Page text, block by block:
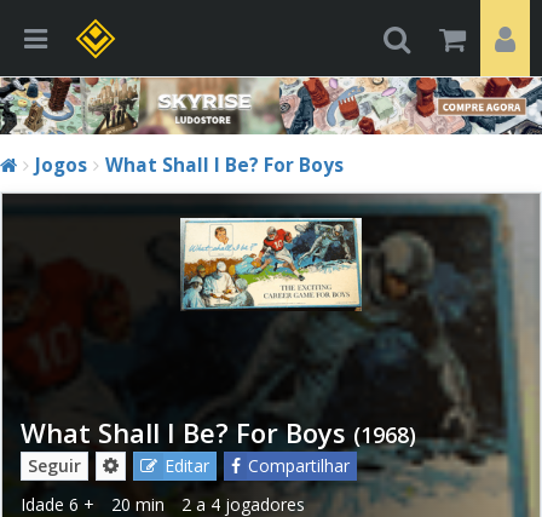
Jogos What Shall I Be? For Boys
What Shall I Be? For Boys (1968)
Seguir Editar
Compartilhar
Idade 6 + 20 min 2 a 4 jogadores